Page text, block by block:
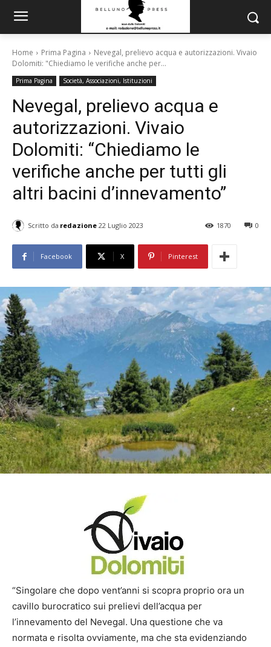
Home Prima Pagina
Nevegal, prelievo acqua e autorizzazioni. Vivaio
Dolomiti: "Chiediamo le verifiche anche per...
Prima Pagina Società, Associazioni, Istituzioni
Nevegal, prelievo acqua e
autorizzazioni. Vivaio
Dolomiti: “Chiediamo le
verifiche anche per tutti gli
altri bacini d’innevamento”
Scritto da redazione 22 Luglio 2023 0
1870
Facebook X Pinterest
“Singolare che dopo vent’anni si scopra proprio ora un
cavillo burocratico sui prelievi dell’acqua per
l’innevamento del Nevegal. Una questione che va
normata e risolta ovviamente, ma che sta evidenziando